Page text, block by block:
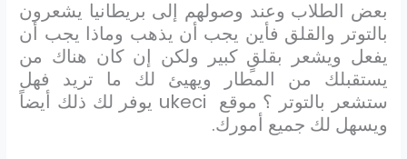
بعض الطلاب وعند وصولهم إلى بريطانيا يشعرون
بالتوتر والقلق فأين يجب أن يذهب وماذا يجب أن
يفعل ويشعر بقلقٍ كبير ولكن إن كان هناك من
يستقبلك من المطار ويهيئ لك ما تريد فهل
ستشعر بالتوتر ؟ موقع ukeci يوفر لك ذلك أيضاً
ويسهل لك جميع أمورك.